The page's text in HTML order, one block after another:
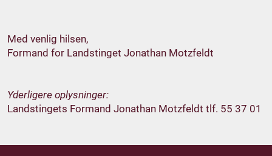
Med venlig hilsen,
Formand for Landstinget Jonathan Motzfeldt
Yderligere oplysninger:
Landstingets Formand Jonathan Motzfeldt tlf. 55 37 01